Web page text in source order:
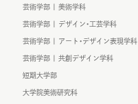
芸術学部 | 美術学科
芸術学部 | デザイン・工芸学科
芸術学部 | アート・デザイン表現学科
芸術学部 | 共創デザイン学科
短期大学部
大学院美術研究科